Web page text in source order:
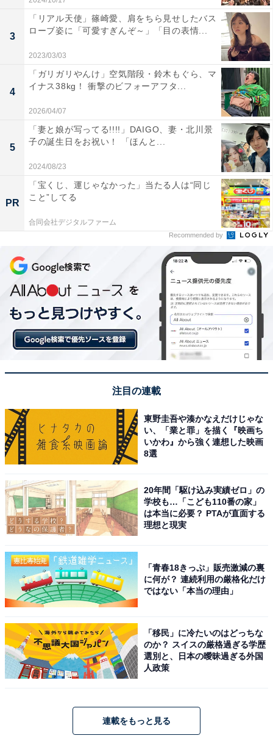
3
「リアル天使」篠崎愛、肩をちら見せしたバス
ローブ姿に「可愛すぎんぞ～」「目の表情...
2023/03/03
4
「ガリガリやんけ」空気階段・鈴木もぐら、マ
イナス38kg！ 衝撃のビフォーアフタ...
2026/04/07
5
「妻と娘が写ってる!!!!」DAIGO、妻・北川景
子の誕生日をお祝い！ 「ほんと...
2024/08/23
PR
「宝くじ、運じゃなかった」当たる人は“同じ
こと”してる
合同会社デジタルファーム
Recommended by
注目の連載
東野圭吾や湊かなえだけじゃな
い、「業と罪」を描く『映画ち
いかわ』から強く連想した映画
8選
20年間「駆け込み実績ゼロ」の
学校も…「こども110番の家」
は本当に必要？ PTAが直面する
理想と現実
「青春18きっぷ」販売激減の裏
に何が？ 連続利用の厳格化だけ
ではない「本当の理由」
「移民」に冷たいのはどっちな
のか？ スイスの厳格過ぎる学歴
選別と、日本の曖昧過ぎる外国
人政策
連載をもっと見る